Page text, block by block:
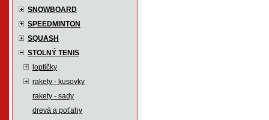
SNOWBOARD
SPEEDMINTON
SQUASH
STOLNÝ TENIS
loptičky
rakety - kusovky
rakety - sady
drevá a poťahy